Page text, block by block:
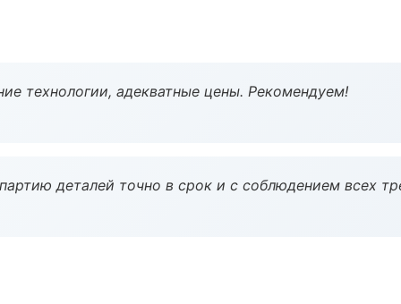
технологии, адекватные цены. Рекомендуем!
деталей точно в срок и с соблюдением всех